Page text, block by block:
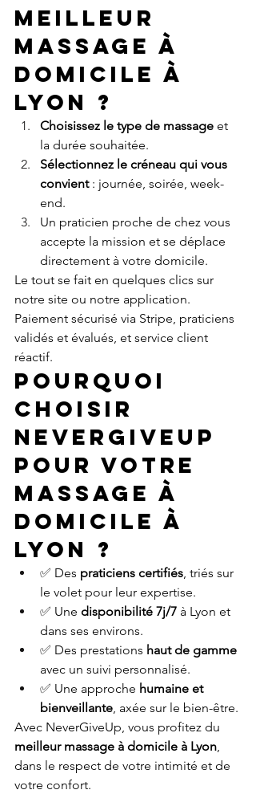
meilleur
massage à
domicile à
Lyon ?
Choisissez le type de massage et
la durée souhaitée.
Sélectionnez le créneau qui vous
convient : journée, soirée, week-
end.
Un praticien proche de chez vous
accepte la mission et se déplace
directement à votre domicile.
Le tout se fait en quelques clics sur
notre site ou notre application.
Paiement sécurisé via Stripe, praticiens
validés et évalués, et service client
réactif.
Pourquoi
choisir
NeverGiveUp
pour votre
massage à
domicile à
Lyon ?
✅ Des praticiens certifiés, triés sur
le volet pour leur expertise.
✅ Une disponibilité 7j/7 à Lyon et
dans ses environs.
✅ Des prestations haut de gamme
avec un suivi personnalisé.
✅ Une approche humaine et
bienveillante, axée sur le bien-être.
Avec NeverGiveUp, vous profitez du
meilleur massage à domicile à Lyon,
dans le respect de votre intimité et de
votre confort.